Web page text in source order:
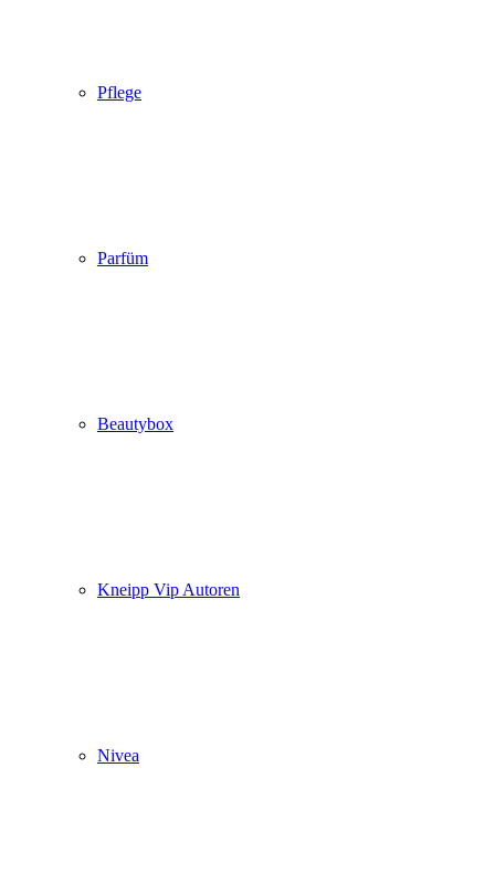
Pflege
Parfüm
Beautybox
Kneipp Vip Autoren
Nivea